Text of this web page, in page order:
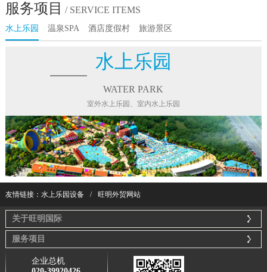
服务项目 / SERVICE ITEMS
水上乐园 温泉SPA 酒店度假村 旅游景区
水上乐园
WATER PARK
室外水上乐园、室内水上乐园
友情链接： 水上乐园设备 / 旺明外贸网站
关于旺明国际
服务项目
企业总机